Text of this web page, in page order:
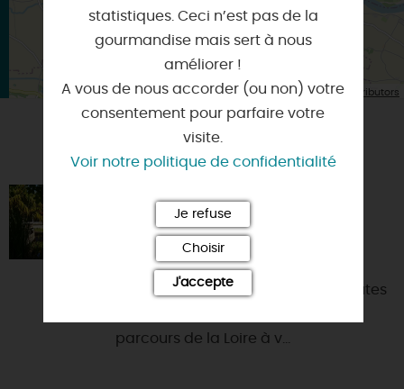
Leaflet| Map data ©OpenStreetMap contributors
VOUS AIMEREZ AUSSI
LA BROCHARDIÈRE
45150 - JARGEAU
Nous vous accueillons dans cette
charmante bâtisse située à 5 minutes
parcours de la Loire à v...
statistiques. Ceci n’est pas de la
gourmandise mais sert à nous
améliorer !
A vous de nous accorder (ou non) votre
consentement pour parfaire votre
visite.
Voir notre politique de confidentialité
Je refuse
Choisir
J'accepte